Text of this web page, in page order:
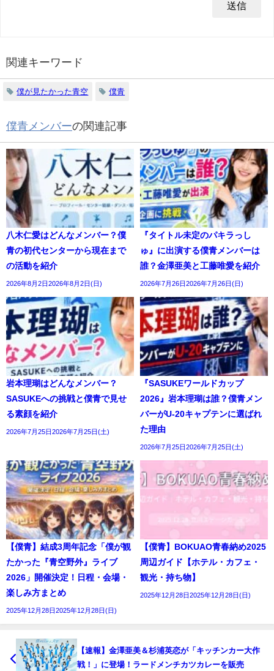
関連キーワード
僕が見たかった青空 僕青
僕青メンバーの関連記事
八木仁愛はどんなメンバー？僕
青の初代センターから現在まで
の活動を紹介
2026年8月2日2026年8月2日(日)
『タイトル未定のパキラっし
ゅ』に出演する僕青メンバーは
誰？金澤亜美と工藤唯愛を紹介
2026年7月26日2026年7月26日(日)
岩本理瑚はどんなメンバー？
SASUKEへの挑戦と僕青で見せ
る素顔を紹介
2026年7月25日2026年7月25日(土)
『SASUKEワールドカップ
2026』岩本理瑚は誰？僕青メン
バーがU-20キャプテンに選ばれ
た理由
2026年7月25日2026年7月25日(土)
【僕青】結成3周年記念「僕が観
たかった『青空野外』ライブ
2026」開催決定！日程・会場・
楽しみ方まとめ
2025年12月28日2025年12月28日(日)
【僕青】BOKUAO青春納め2025
周辺ガイド【ホテル・カフェ・
観光・持ち物】
2025年12月28日2025年12月28日(日)
【速報】金澤亜美＆杉浦英恋が「キッチンカー大作
戦！」に登場！ラードメンチカツカレーを販売